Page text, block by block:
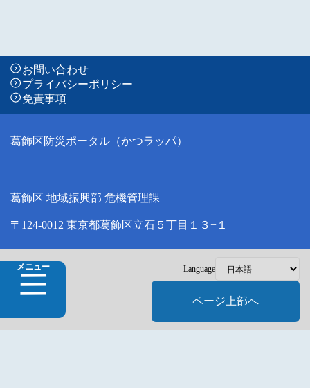
お問い合わせ
プライバシーポリシー
免責事項
葛飾区防災ポータル（かつラッパ）
葛飾区 地域振興部 危機管理課
〒124-0012 東京都葛飾区立石５丁目１３−１
Copyright © Katsushika City, All Rights Reserved.
メニュー Language
ページ上部へ